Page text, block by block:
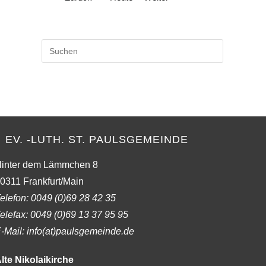
Escape
EV. -LUTH. ST. PAULSGEMEINDE
dem Lämmchen 8
Frankfurt/Main
0049 (0)69 28 42 35
0049 (0)69 13 37 95 95
Mail: info(at)paulsgemeinde.de
Nikolaikirche